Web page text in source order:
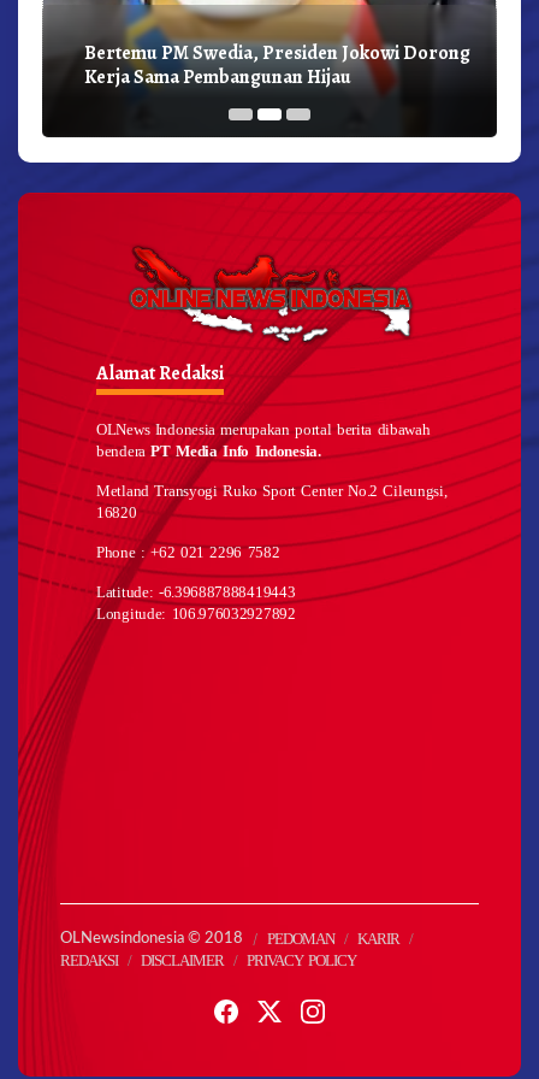
Bertemu PM Swedia, Presiden Jokowi Dorong
Kerja Sama Pembangunan Hijau
Alamat Redaksi
OLNews Indonesia merupakan portal berita dibawah
benderaPT Media Info Indonesia.
Metland Transyogi Ruko Sport Center No.2 Cileungsi,
16820
Phone : +62 021 2296 7582
Latitude: -6.396887888419443
Longitude: 106.976032927892
OLNewsindonesia © 2018 PEDOMAN
KARIR
REDAKSI
DISCLAIMER PRIVACY POLICY